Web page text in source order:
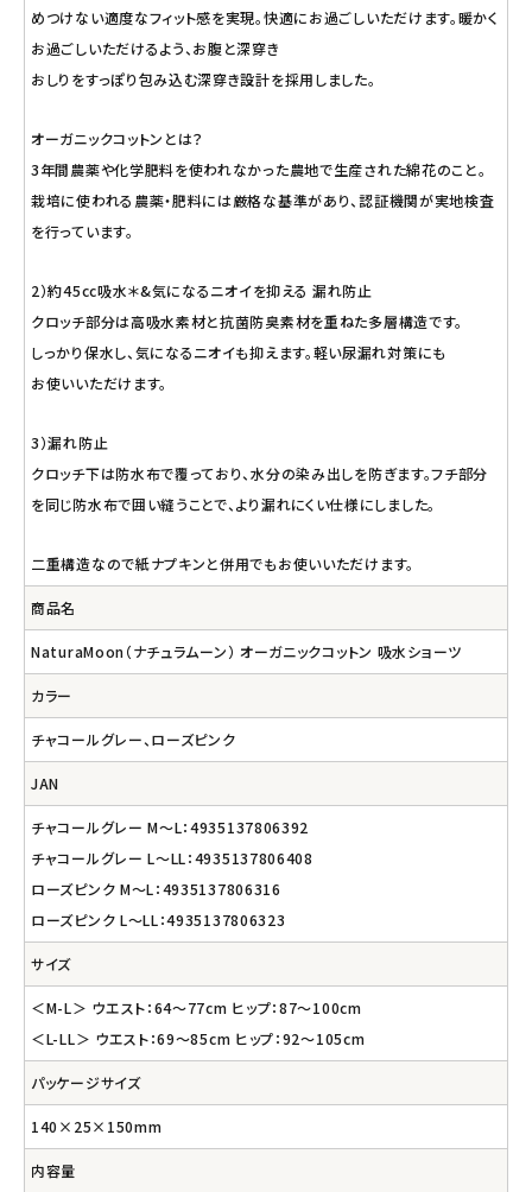
めつけない適度なフィット感を実現。快適にお過ごしいただけます。暖かく
お過ごしいただけるよう、お腹と深穿き
おしりをすっぽり包み込む深穿き設計を採用しました。
オーガニックコットンとは？
3年間農薬や化学肥料を使われなかった農地で生産された綿花のこと。
栽培に使われる農薬・肥料には厳格な基準があり、認証機関が実地検査
を行っています。
2）約45cc吸水＊&気になるニオイを抑える 漏れ防止
クロッチ部分は高吸水素材と抗菌防臭素材を重ねた多層構造です。
しっかり保水し、気になるニオイも抑えます。軽い尿漏れ対策にも
お使いいただけます。
3）漏れ防止
クロッチ下は防水布で覆っており、水分の染み出しを防ぎます。フチ部分
を同じ防水布で囲い縫うことで、より漏れにくい仕様にしました。
二重構造なので紙ナプキンと併用でもお使いいただけます。
商品名
NaturaMoon（ナチュラムーン） オーガニックコットン 吸水ショーツ
カラー
チャコールグレー、ローズピンク
JAN
チャコールグレー M～L：4935137806392
チャコールグレー L～LL：4935137806408
ローズピンク M～L：4935137806316
ローズピンク L～LL：4935137806323
サイズ
＜M-L＞ ウエスト：64～77cm ヒップ：87～100cm
＜L-LL＞ ウエスト：69～85cm ヒップ：92～105cm
パッケージサイズ
140×25×150mm
内容量